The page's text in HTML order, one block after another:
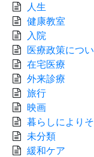
人生
健康教室
入院
医療政策につ
在宅医療
外来診療
旅行
映画
暮らしにより
未分類
緩和ケア